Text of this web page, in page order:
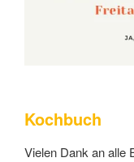
Kochbuch
Vielen Dank an alle